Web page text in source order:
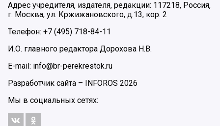
Адрес учредителя, издателя, редакции: 117218, Россия,
г. Москва, ул. Кржижановского, д.13, кор. 2
Телефон: +7 (495) 718-84-11
И.О. главного редактора Дорохова Н.В.
E-mail: info@br-perekrestok.ru
Разработчик сайта –
INFOROS 2026
Мы в социальных сетях: